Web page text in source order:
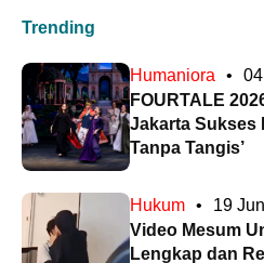
Trending
Humaniora •
FOURTALE
Jakarta Sukses
Tanpa Tangis’
Hukum •
19
Video Mesum
Lengkap dan